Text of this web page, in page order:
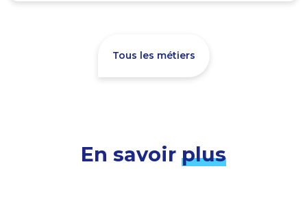
Tous les métiers
En savoir plus